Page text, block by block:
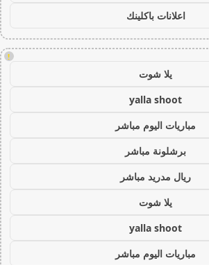
اعلانات باكلينك
!
يلا شوت
yalla shoot
مباريات اليوم مباشر
برشلونة مباشر
ريال مدريد مباشر
يلا شوت
yalla shoot
مباريات اليوم مباشر